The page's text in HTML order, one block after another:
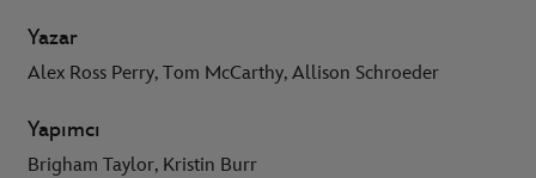
Yazar
Alex Ross Perry, Tom McCarthy, Allison Schroeder
Yapımcı
Brigham Taylor, Kristin Burr